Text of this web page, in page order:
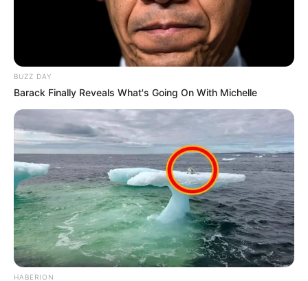
BUZZ DAY
Barack Finally Reveals What's Going On With Michelle
HABERION